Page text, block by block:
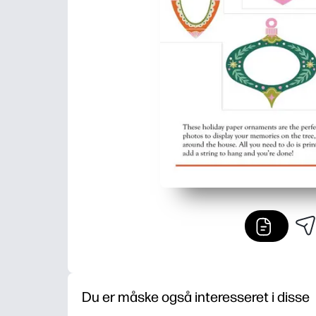
Du er måske også interesseret i disse